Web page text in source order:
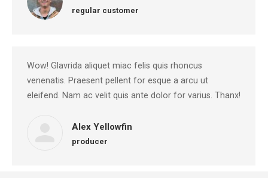
regular customer
Wow! Glavrida aliquet miac felis quis rhoncus
venenatis. Praesent pellent for esque a arcu ut
eleifend. Nam ac velit quis ante dolor for varius. Thanx!
Alex Yellowfin
producer